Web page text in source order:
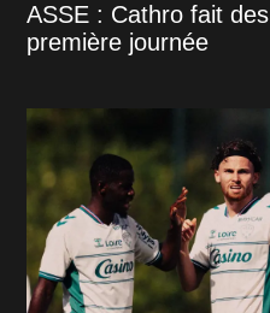
ASSE : Cathro fait
première journée